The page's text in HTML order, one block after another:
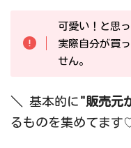
可愛い！と思
実際自分が買
せん。
＼ 基本的に "販売元
るものを集めてま